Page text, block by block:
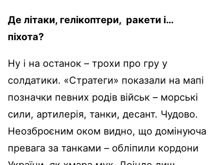
Де літаки, гелікоптери, ракети і…
піхота?
Ну і на останок – трохи про гру у
солдатики. «Стратеги» показали на мапі
позначки певних родів військ – морські
сили, артилерія, танки, десант. Чудово.
Неозброєним оком видно, що домінуюча
превага за танками – обліпили кордони